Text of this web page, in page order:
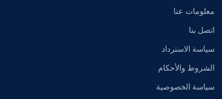
معلومات عنا
اتصل بنا
سياسة الاسترداد
الشروط والأحكام
سياسة الخصوصية